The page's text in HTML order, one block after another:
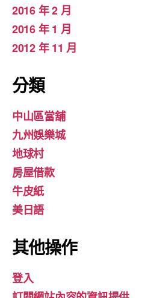
2016 年 2 月
2016 年 1 月
2012 年 11 月
分類
中山區當舖
九州娛樂城
地球村
房屋借款
牛皮紙
美日語
其他操作
登入